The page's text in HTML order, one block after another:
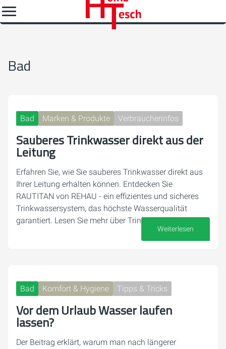
Bad
Bad Marken & Produkte Verbraucherinfos
Sauberes Trinkwasser direkt aus der
Leitung
Erfahren Sie, wie Sie sauberes Trinkwasser direkt aus
Ihrer Leitung erhalten können. Entdecken Sie
RAUTITAN von REHAU - ein effizientes und sicheres
Trinkwassersystem, das höchste Wasserqualität
garantiert. Lesen Sie mehr über Trinkwasserhygiene,…
Weiterlesen
Bad Komfort & Hygiene Tipps & Tricks
Vor dem Urlaub Wasser laufen
lassen?
Der Beitrag erklärt, warum man nach längerer